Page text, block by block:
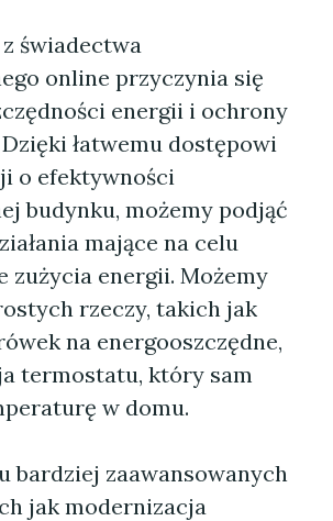
świadectwa
online przyczynia się
energii i ochrony
łatwemu dostępowi
o efektywności
budynku, możemy podjąć
mające na celu
zużycia energii. Możemy
rzeczy, takich jak
na energooszczędne,
termostatu, który sam
w domu.
bardziej zaawansowanych
jak modernizacja